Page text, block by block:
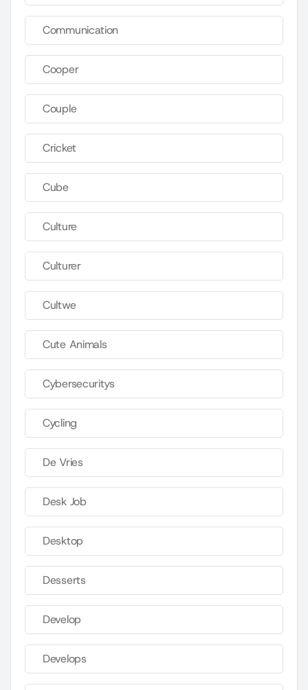
Communication
Cooper
Couple
Cricket
Cube
Culture
Culturer
Cultwe
Cute Animals
Cybersecuritys
Cycling
De Vries
Desk Job
Desktop
Desserts
Develop
Develops